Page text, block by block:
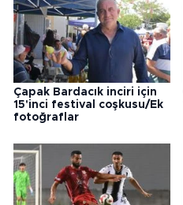
Çapak Bardacık inciri için
15'inci festival coşkusu/Ek
fotoğraflar